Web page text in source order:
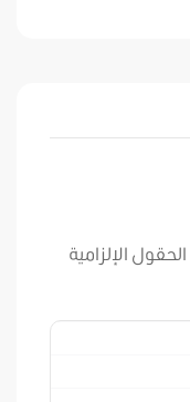
الحقول الإلزامية